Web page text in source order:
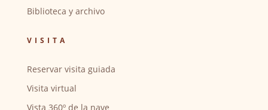
Biblioteca y archivo
VISITA
Reservar visita guiada
Visita virtual
Vista 360º de la nave